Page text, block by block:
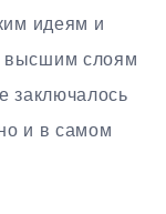
идеям и
высшим слоям
заключалось
и в самом